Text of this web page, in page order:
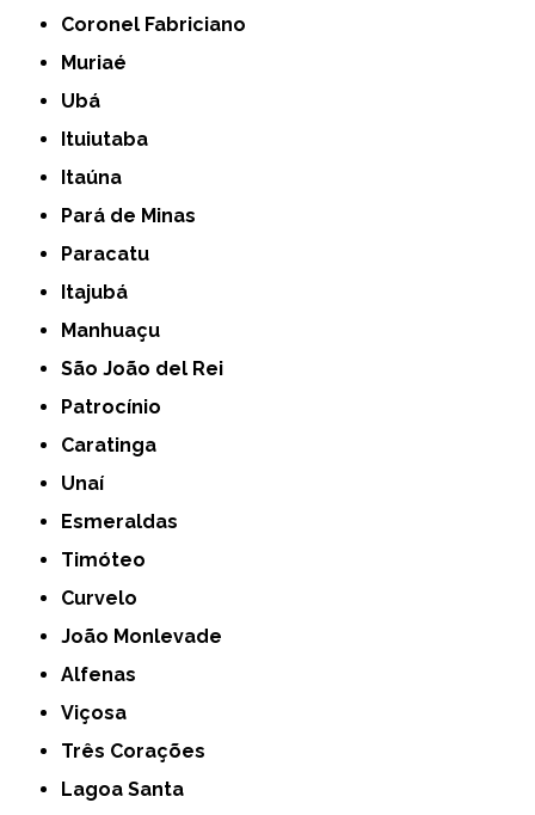
Coronel Fabriciano
Muriaé
Ubá
Ituiutaba
Itaúna
Pará de Minas
Paracatu
Itajubá
Manhuaçu
São João del Rei
Patrocínio
Caratinga
Unaí
Esmeraldas
Timóteo
Curvelo
João Monlevade
Alfenas
Viçosa
Três Corações
Lagoa Santa